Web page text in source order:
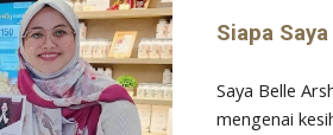
Siapa Saya
Saya Belle
mengenai